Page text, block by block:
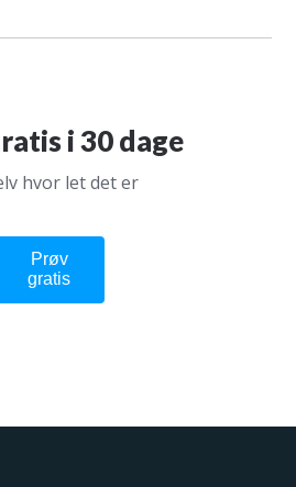
i 30 dage
hvor let det er
Prøv
gratis